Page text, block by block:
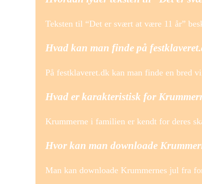
Teksten til “Det er svært at være 11 år”
Hvad kan man finde på
På festklaveret.dk kan man finde en bred
Hvad er karakteristisk for
Krummerne i familien er kendt for deres
Hvor kan man downloade
Man kan downloade Krummernes jul fra